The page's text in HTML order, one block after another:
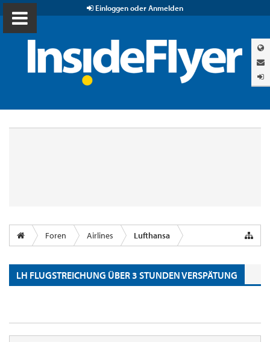
Einloggen oder Anmelden
Foren Airlines Lufthansa
LH FLUGSTREICHUNG ÜBER 3 STUNDEN VERSPÄTUNG